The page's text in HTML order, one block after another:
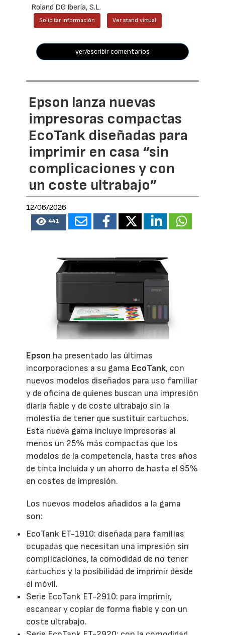
Roland DG Iberia, S.L.
Solicitar información Ver stand virtual
ver/escribir comentarios
Epson lanza nuevas
impresoras compactas
EcoTank diseñadas para
imprimir en casa “sin
complicaciones y con
un coste ultrabajo”
12/06/2026
441
Epson ha presentado las últimas
incorporaciones a su gama EcoTank, con
nuevos modelos diseñados para uso familiar
y de oficina de quienes buscan una impresión
diaria fiable y de coste ultrabajo sin la
molestia de tener que sustituir cartuchos.
Esta nueva gama incluye impresoras al
menos un 25% más compactas que los
modelos de la competencia, hasta tres años
de tinta incluida y un ahorro de hasta el 95%
en costes de impresión.
Los nuevos modelos añadidos a la gama
son:
EcoTank ET-1910: diseñada para familias
ocupadas que necesitan una impresión sin
complicaciones, la comodidad de no tener
cartuchos y la posibilidad de imprimir desde
el móvil.
Serie EcoTank ET-2910: para imprimir,
escanear y copiar de forma fiable y con un
coste ultrabajo.